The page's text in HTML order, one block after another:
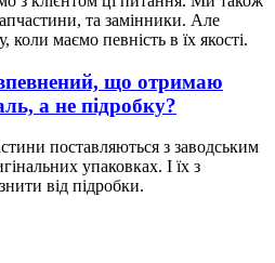
та замінники. Але
коли маємо певність в їх якості.
що отримаю
а не підробку?
поставляються з заводським
упаковках. І їх з
від підробки.